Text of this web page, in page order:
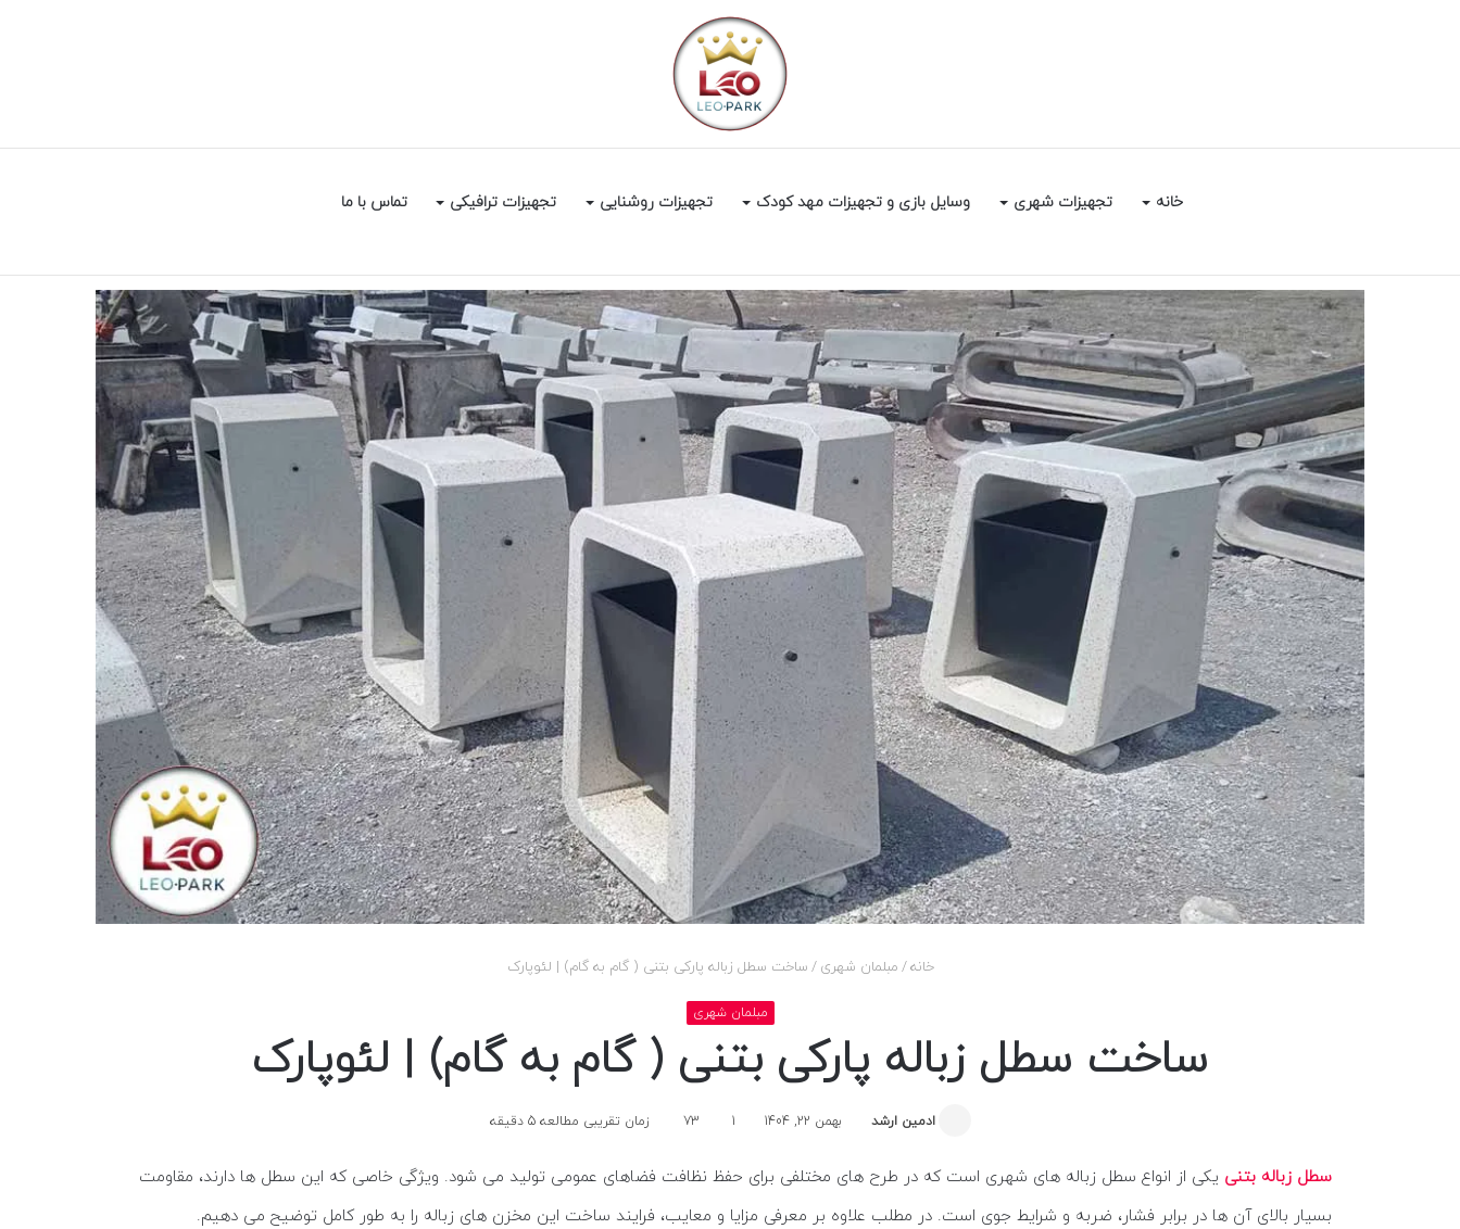
خانه تجهیزات شهری وسایل بازی و تجهیزات مهد کودک تجهیزات روشنایی تجهیزات ترافیکی تماس با ما
برای
خانه/ مبلمان شهری / ساخت سطل زباله پارکی بتنی ( گام به گام) | لئوپارک
مبلمان شهری
ساخت سطل زباله پارکی بتنی ( گام به گام) | لئوپارک
ادمین ارشد بهمن 22, 1404 1
73 زمان تقریبی مطالعه 5 دقیقه
سطل زباله بتنی یکی از انواع سطل زباله های شهری است که در طرح های مختلفی برای حفظ نظافت فضاهای عمومی تولید می شود. ویژگی خاصی که این سطل ها دارند، مقاومت
بسیار بالای آن ها در برابر فشار، ضربه و شرایط جوی است. در مطلب علاوه بر معرفی مزایا و معایب، فرایند ساخت این مخزن های زباله را به طور کامل توضیح می دهیم.